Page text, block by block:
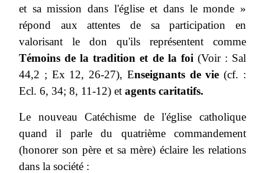
et sa mission dans l'église et dans le monde »
répond aux attentes de sa participation en
valorisant le don qu'ils représentent comme
Témoins de la tradition et de la foi (Voir : Sal
44,2 ; Ex 12, 26-27), Enseignants de vie (cf. :
Ecl. 6, 34; 8, 11-12) et agents caritatifs.
Le nouveau Catéchisme de l'église catholique
quand il parle du quatrième commandement
(honorer son père et sa mère) éclaire les relations
dans la société :